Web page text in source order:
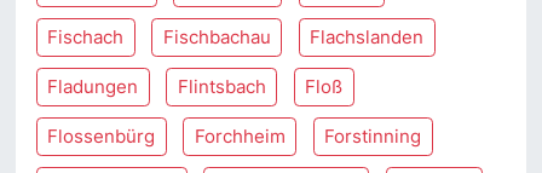
Fischach Fischbachau Flachslanden
Fladungen Flintsbach Floß
Flossenbürg Forchheim Forstinning